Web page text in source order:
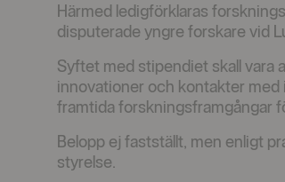
Härmed ledigförklaras
disputerade yngre forskare vid
Syftet med stipendiet skall vara
innovationer och kontakter
framtida forskningsframgångar
Belopp ej fastställt, men enligt
styrelse.